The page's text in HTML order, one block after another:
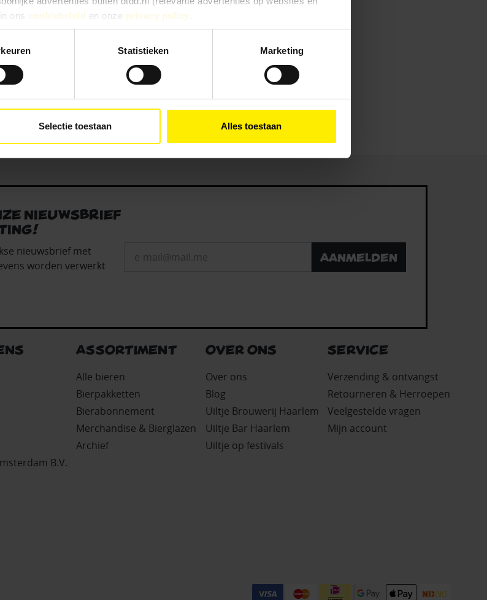
ons cookiebeleid en onze privacy policy
kies dan voor ‘Alles toestaan’. Via ‘Selectie toestaan’ kun je specifieker
je keuze achteraf altijd aanpassen of intrekken via het
cookiebeleid
Statistieken Marketing
Selectie toestaan Alles toestaan
nieuwsbrief
nieuwsbrief met
worden verwerkt
Aanmelden
B.V.
ASSORTIMENT
Alle bieren
Bierpakketten
Bierabonnement
Merchandise & Bierglazen
Archief
OVER ONS
Over ons
Blog
Uiltje Brouwerij Haarlem
Uiltje Bar Haarlem
Uiltje op festivals
SERVICE
Verzending & ontvangst
Retourneren & Herroepen
Veelgestelde vragen
Mijn account